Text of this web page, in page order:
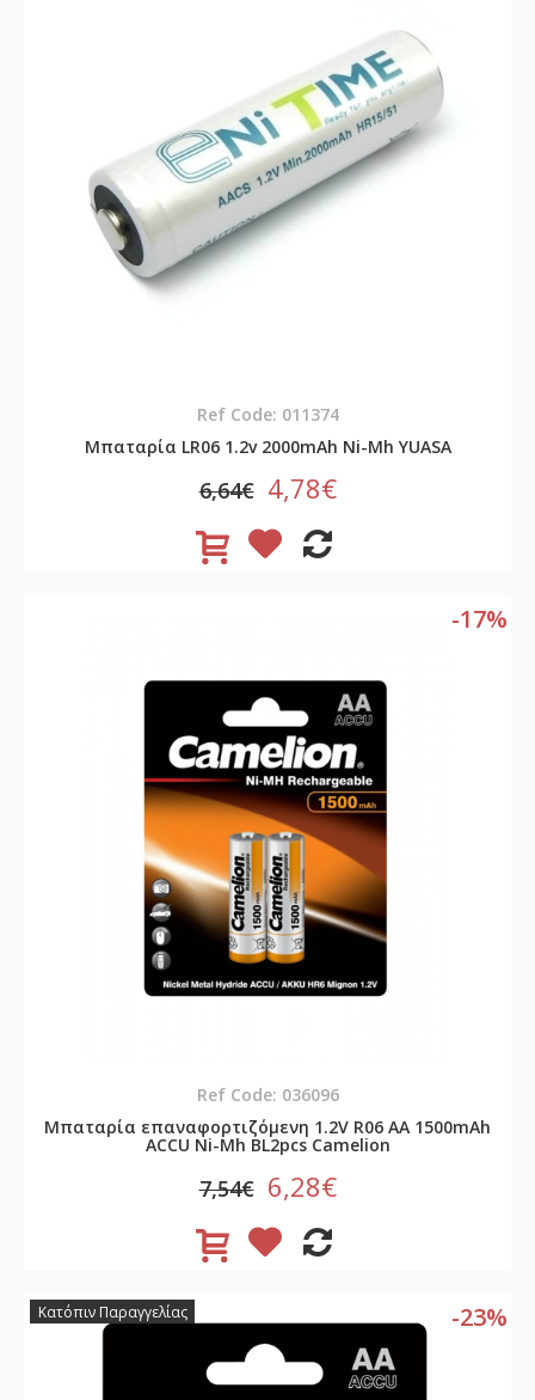
Ref Code: 011374
Μπαταρία LR06 1.2v 2000mAh Ni-Mh YUASA
6,64€ 4,78€
-17%
Ref Code: 036096
Μπαταρία επαναφορτιζόμενη 1.2V R06 AA 1500mAh
ACCU Νi-Mh BL2pcs Camelion
7,54€ 6,28€
-23%
Κατόπιν Παραγγελίας